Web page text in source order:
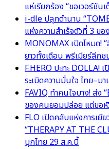
แห่เรียกร้อง “ขอเวอร์ชันเ
i-dle ปลุกตำนาน
แห่งความสำเร็จตัวที่ 3 ขอ
MONOMAX เปิดโหมด!
ยาวทั้งเดือน พรีเมียร์ลีกช
F.HERO ปะทะ DOLLA!
ระเบิดความมั่นใจ ไทย–ม
FAVIQ ทำคนใจบาง! ส่ง
ของคนยอมปล่อย แต่ขอ
FLO เปิดคลับแห่งการเยี
“THERAPY AT THE
บุกไทย 29 ส.ค.นี้